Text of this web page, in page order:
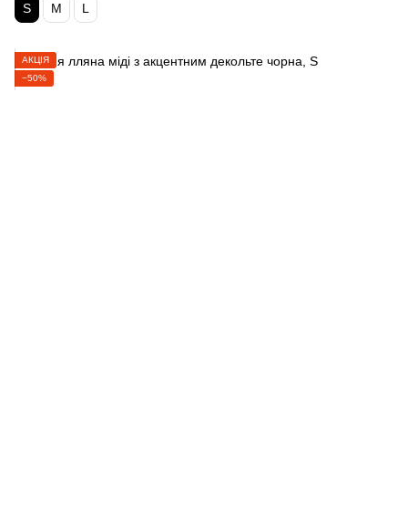
S M L
АКЦІЯ
−50%